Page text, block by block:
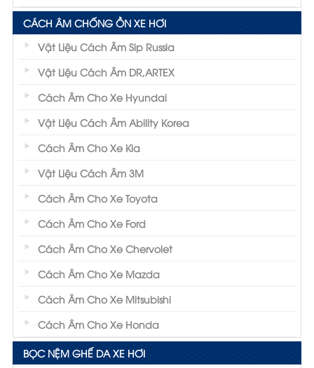
CÁCH ÂM CHỐNG ỒN XE HƠI
Vật Liệu Cách Âm Sip Russia
Vật Liệu Cách Âm DR,ARTEX
Cách Âm Cho Xe Hyundai
Vật Liệu Cách Âm Ability Korea
Cách Âm Cho Xe Kia
Vật Liệu Cách Âm 3M
Cách Âm Cho Xe Toyota
Cách Âm Cho Xe Ford
Cách Âm Cho Xe Chervolet
Cách Âm Cho Xe Mazda
Cách Âm Cho Xe Mitsubishi
Cách Âm Cho Xe Honda
BỌC NỆM GHẾ DA XE HƠI